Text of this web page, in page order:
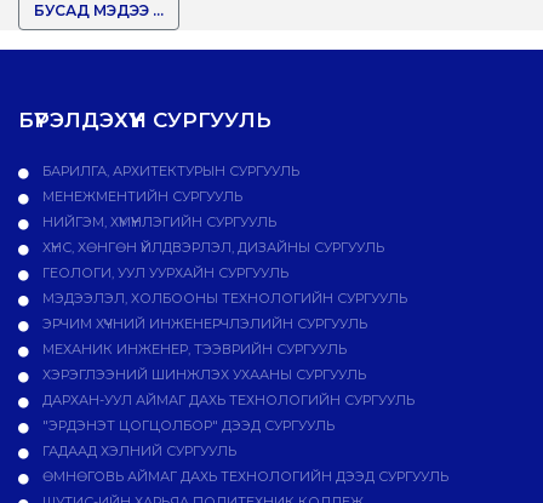
БУСАД МЭДЭЭ ...
БҮРЭЛДЭХҮҮН СУРГУУЛЬ
БАРИЛГА, АРХИТЕКТУРЫН СУРГУУЛЬ
МЕНЕЖМЕНТИЙН СУРГУУЛЬ
НИЙГЭМ, ХҮМҮҮНЛЭГИЙН СУРГУУЛЬ
ХҮНС, ХӨНГӨН ҮЙЛДВЭРЛЭЛ, ДИЗАЙНЫ СУРГУУЛЬ
ГЕОЛОГИ, УУЛ УУРХАЙН СУРГУУЛЬ
МЭДЭЭЛЭЛ, ХОЛБООНЫ ТЕХНОЛОГИЙН СУРГУУЛЬ
ЭРЧИМ ХҮЧНИЙ ИНЖЕНЕРЧЛЭЛИЙН СУРГУУЛЬ
МЕХАНИК ИНЖЕНЕР, ТЭЭВРИЙН СУРГУУЛЬ
ХЭРЭГЛЭЭНИЙ ШИНЖЛЭХ УХААНЫ СУРГУУЛЬ
ДАРХАН-УУЛ АЙМАГ ДАХЬ ТЕХНОЛОГИЙН СУРГУУЛЬ
"ЭРДЭНЭТ ЦОГЦОЛБОР" ДЭЭД СУРГУУЛЬ
ГАДААД ХЭЛНИЙ СУРГУУЛЬ
ӨМНӨГОВЬ АЙМАГ ДАХЬ ТЕХНОЛОГИЙН ДЭЭД СУРГУУЛЬ